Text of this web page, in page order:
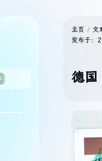
主页 文
发布于：
德